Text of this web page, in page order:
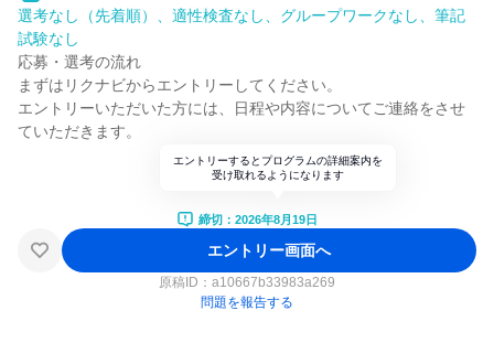
選考なし（先着順）、適性検査なし、グループワークなし、筆記
試験なし
応募・選考の流れ
まずはリクナビからエントリーしてください。
エントリーいただいた方には、日程や内容についてご連絡をさせ
ていただきます。
エントリーするとプログラムの詳細案内を
受け取れるようになります
締切：2026年8月19日
エントリー画面へ
原稿ID： a10667b33983a269
問題を報告する